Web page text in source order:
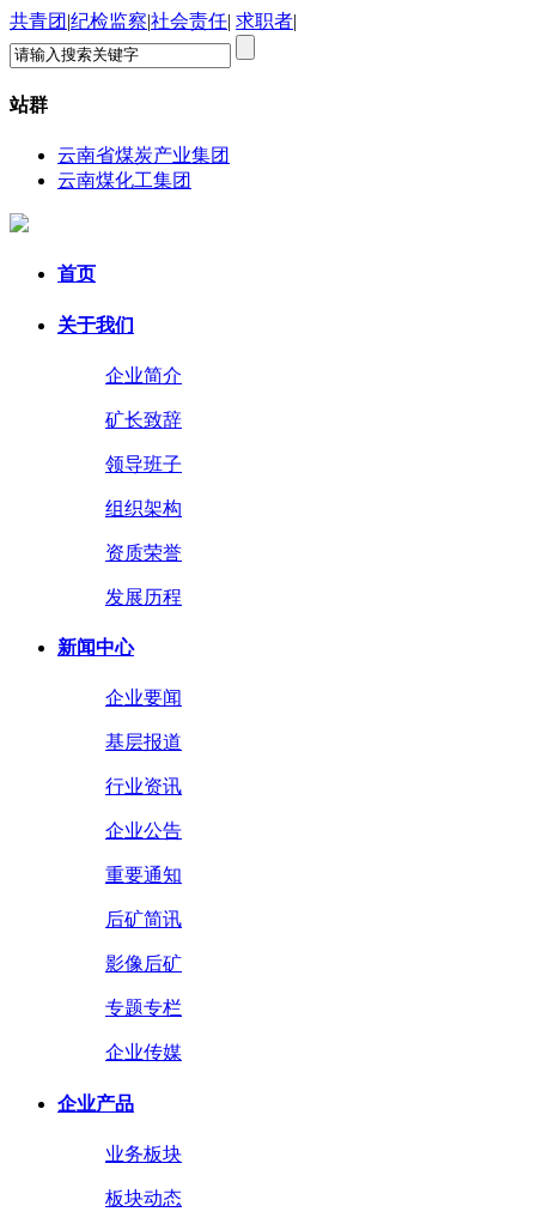
共青团 |纪检监察|社会责任| 求职者|
站群
云南省煤炭产业集团
云南煤化工集团
首页
关于我们
企业简介
矿长致辞
领导班子
组织架构
资质荣誉
发展历程
新闻中心
企业要闻
基层报道
行业资讯
企业公告
重要通知
后矿简讯
影像后矿
专题专栏
企业传媒
企业产品
业务板块
板块动态